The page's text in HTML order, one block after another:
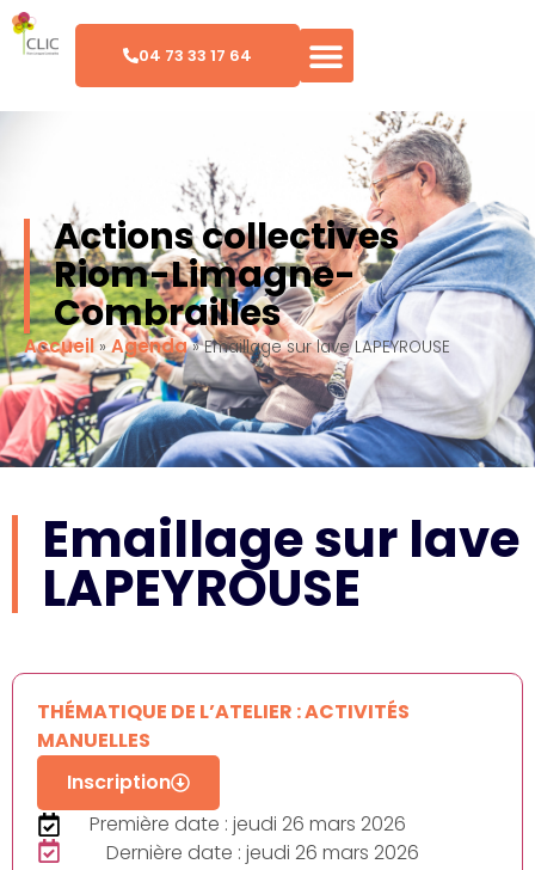
04 73 33 17 64
Actions collectives
Riom-Limagne-
Combrailles
Accueil»Agenda»Emaillage sur lave LAPEYROUSE
Emaillage sur lave
LAPEYROUSE
THÉMATIQUE DE L’ATELIER : ACTIVITÉS
MANUELLES
Inscription
Première date : jeudi 26 mars 2026
Dernière date : jeudi 26 mars 2026